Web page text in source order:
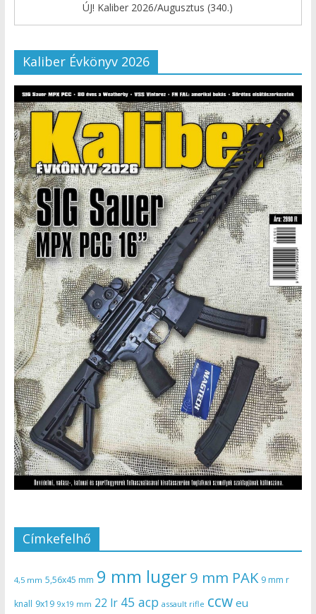
ÚJ! Kaliber 2026/Augusztus (340.)
Kaliber Évkönyv 2026
Címkefelhő
4,5 mm 5,56x45 mm 9 mm luger9 mm PAK 9 mm r
knall 9x19 9x19 mm 22 lr 45 acp assault rifle ccw eu